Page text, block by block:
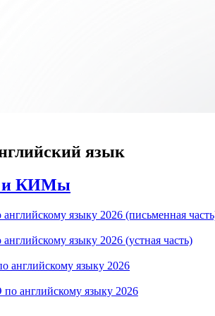
язык
и КИМы
языку 2026 (письменная
языку 2026 (устная часть)
английскому языку 2026
английскому языку 2026